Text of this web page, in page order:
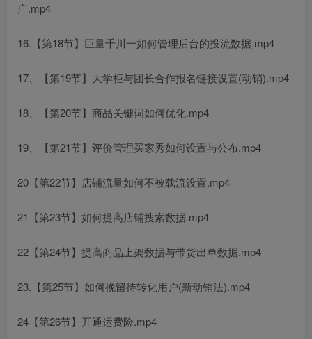
广.mp4
16.【第18节】巨量千川一如何管理后台的投流数据,mp4
17、【第19节】大学柜与团长合作报名链接设置(动销).mp4
18、【第20节】商品关键词如何优化.mp4
19、【第21节】评价管理买家秀如何设置与公布.mp4
20【第22节】店铺流量如何不被载流设置.mp4
21【第23节】如何提高店铺搜索数据.mp4
22【第24节】提高商品上架数据与带货出单数据.mp4
23.【第25节】如何挽留待转化用户(新动销法).mp4
24【第26节】开通运费险.mp4